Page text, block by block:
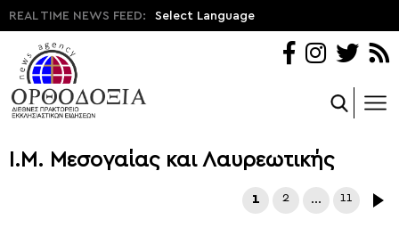
REAL TIME NEWS FEED: Select Language
Ι.Μ. Μεσογαίας και Λαυρεωτικής
1 2 … 11